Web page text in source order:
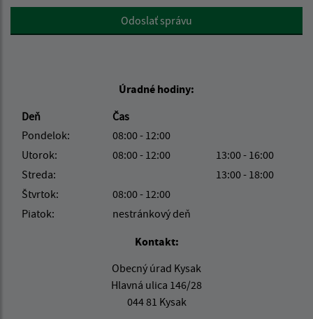
Google reCaptcha ResponseOdoslať správu
Úradné hodiny:
Deň
Čas
Pondelok:
08:00 - 12:00
Utorok:
08:00 - 12:00
13:00 - 16:00
Streda:
13:00 - 18:00
Štvrtok:
08:00 - 12:00
Piatok:
nestránkový deň
Kontakt:
Obecný úrad Kysak
Hlavná ulica 146/28
044 81 Kysak